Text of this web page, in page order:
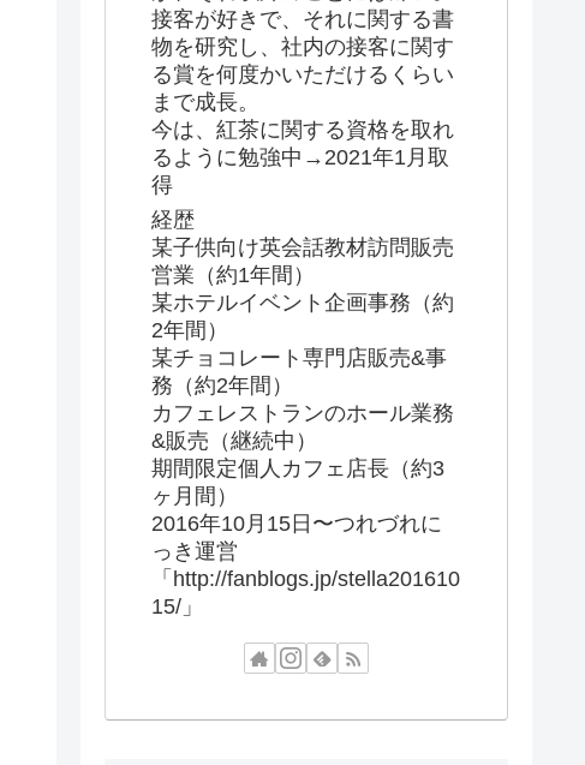
接客が好きで、それに関する書
物を研究し、社内の接客に関す
る賞を何度かいただけるくらい
まで成長。
今は、紅茶に関する資格を取れ
るように勉強中→2021年1月取
得
経歴
某子供向け英会話教材訪問販売
営業（約1年間）
某ホテルイベント企画事務（約
2年間）
某チョコレート専門店販売&事
務（約2年間）
カフェレストランのホール業務
&販売（継続中）
期間限定個人カフェ店長（約3
ヶ月間）
2016年10月15日〜つれづれに
っき運営
「http://fanblogs.jp/stella201610
15/」